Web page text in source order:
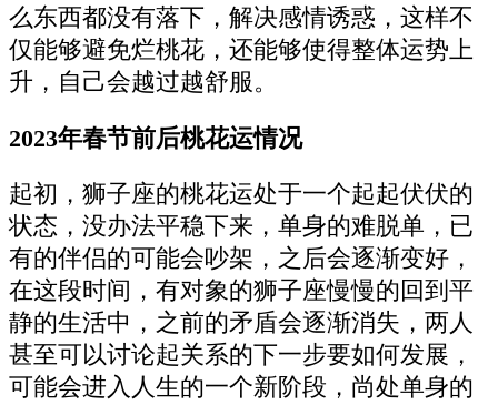
么东西都没有落下，解决感情诱惑，这样不
仅能够避免烂桃花，还能够使得整体运势上
升，自己会越过越舒服。
2023年春节前后桃花运情况
起初，狮子座的桃花运处于一个起起伏伏的
状态，没办法平稳下来，单身的难脱单，已
有的伴侣的可能会吵架，之后会逐渐变好，
在这段时间，有对象的狮子座慢慢的回到平
静的生活中，之前的矛盾会逐渐消失，两人
甚至可以讨论起关系的下一步要如何发展，
可能会进入人生的一个新阶段，尚处单身的